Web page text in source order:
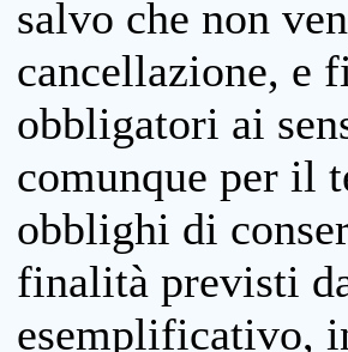
salvo che non
cancellazione, e
obbligatori ai
comunque per il
obblighi di
finalità previsti
esemplificativo,